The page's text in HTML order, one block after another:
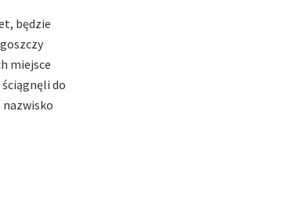
będzie
miejsce
do
nazwisko